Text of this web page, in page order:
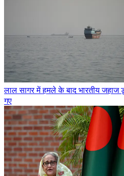
लाल सागर में हमले के बाद भारतीय जहाज
गए